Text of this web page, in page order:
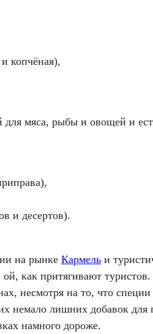
копчёная),
для мяса, рыбы и овощей и
и десертов).
на рынке Кармель и
как притягивают
несмотря на то, что
немало лишних добавок для
намного дороже.